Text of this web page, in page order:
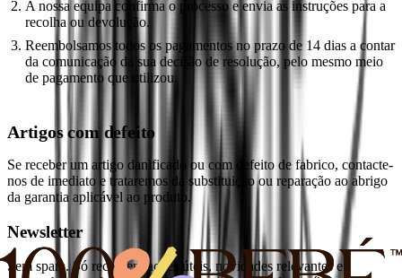
A nossa equipa confirma o processo e envia as instruções para a
recolha ou devolução.
Reembolsamos todos os pagamentos no prazo de 14 dias a contar
da comunicação da sua decisão de resolução, pelo mesmo meio
de pagamento que utilizou.
Artigos com defeito
Se receber um artigo danificado ou com defeito de fabrico, contacte-
nos de imediato e trataremos da substituição ou reparação ao abrigo
da garantia aplicável ao produto.
Newsletter
Sem spam. Só recomendações úteis, novidades relevantes e